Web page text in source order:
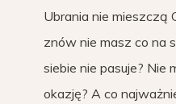
Ubrania nie mieszczą
znów nie masz co na
siebie nie pasuje? Nie
okazję? A co